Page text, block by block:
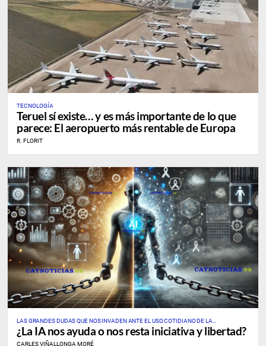
TECNOLOGÍA
Teruel sí existe… y es más importante de lo que
parece: El aeropuerto más rentable de Europa
R. FLORIT
LAS GRANDES DUDAS QUE NOS INVADEN ANTE EL USO COTIDIANO DE LA
INTELIGENCIA ARTIFICIAL
¿La IA nos ayuda o nos resta iniciativa y libertad?
CARLES VIÑALLONGA MORÉ